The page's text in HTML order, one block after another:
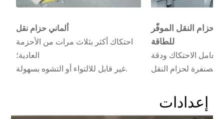
ألماني حزام نقل
احتكاك أكثر بثلاث مرات من الأحزمة
العادية؛
غير قابل للالتواء أو التشوه بسهولة.
حزام النقل الموفّر
للطاقة
الاحتكاك ودقة
إعدادات